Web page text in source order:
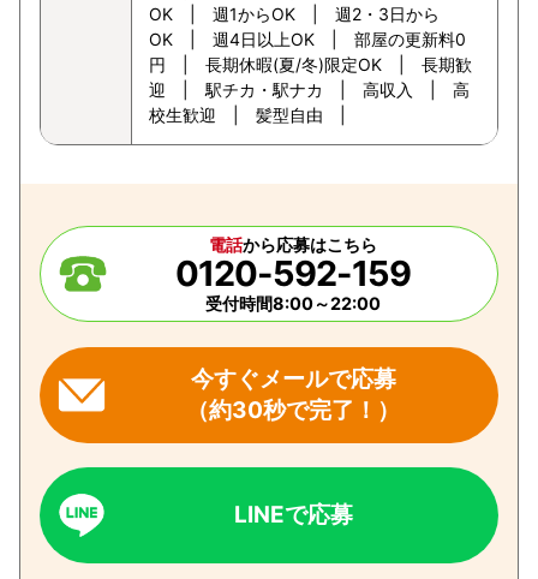
OK | 週1からOK | 週2・3日から
OK | 週4日以上OK | 部屋の更新料0
円 | 長期休暇(夏/冬)限定OK | 長期歓
迎 | 駅チカ・駅ナカ | 高収入 | 高
校生歓迎 | 髪型自由 |
電話から応募はこちら
0120-592-159
受付時間8:00～22:00
今すぐメールで応募
（約30秒で完了！）
LINEで応募